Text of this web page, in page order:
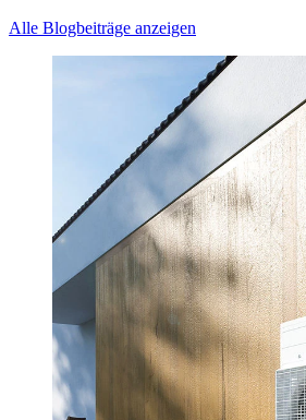
Alle Blogbeiträge anzeigen